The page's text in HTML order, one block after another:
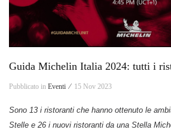
Guida Michelin Italia 2024: tutti i
Pubblicato in Eventi ⁄ 15 Nov 2023
Sono 13 i ristoranti che hanno ottenuto le
Stelle e 26 i nuovi ristoranti da una Stella